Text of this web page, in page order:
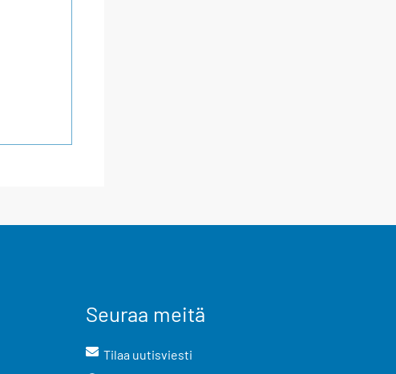
Seuraa meitä
Tilaa uutisviesti